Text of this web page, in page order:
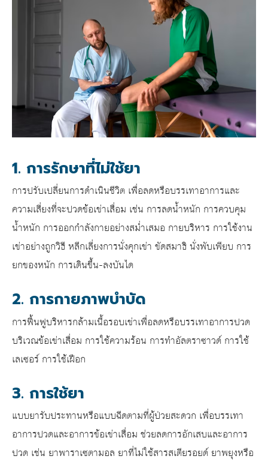
1. การรักษาที่ไม่ใช้ยา
การปรับเปลี่ยนการดำเนินชีวิต เพื่อลดหรือบรรเทาอาการและ
ความเสี่ยงที่จะปวดข้อเข่าเสื่อม เช่น การลดน้ำหนัก การควบคุม
น้ำหนัก การออกกำลังกายอย่างสม่ำเสมอ กายบริหาร การใช้งาน
เข่าอย่างถูกวิธี หลีกเลี่ยงการนั่งคุกเข่า ขัดสมาธิ นั่งพับเพียบ การ
ยกของหนัก การเดินขึ้น-ลงบันได
2. การกายภาพบำบัด
การฟื้นฟูบริหารกล้ามเนื้อรอบเข่าเพื่อลดหรือบรรเทาอาการปวด
บริเวณข้อเข่าเสื่อม การใช้ความร้อน การทำอัลตราซาวด์ การใช้
เลเซอร์ การใช้เฝือก
3. การใช้ยา
แบบยารับประทานหรือแบบฉีดตามที่ผู้ป่วยสะดวก เพื่อบรรเทา
อาการปวดและอาการข้อเข่าเสื่อม ช่วยลดการอักเสบและอาการ
ปวด เช่น ยาพาราเซตามอล ยาที่ไม่ใช้สารสเตียรอยด์ ยาพยุงหรือ